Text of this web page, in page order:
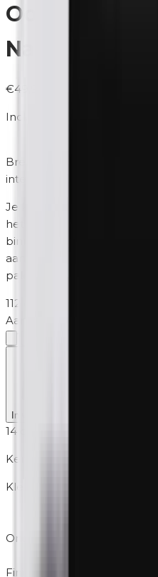
Oogschaduw
Naturel (mat)
€49,95
Incl. BTW
Breng eerst de Unity
intensere kleur, betere
Je kunt zelf bepalen in
het palette stopt. Het
binnenzijde en een
aanbrengen van
palette blijven de kleuren
112 op voorraad
Aantal
In winkelmand
14 dagen retour
Kenmerken
Kleurgroep
Ondertoon
Finish